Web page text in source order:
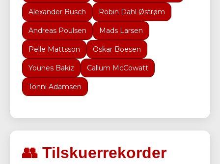
Alexander Busch Robin Dahl Østrøm
Andreas Poulsen Mads Larsen
Pelle Mattsson Oskar Boesen
Younes Bakiz Callum McCowatt
Tonni Adamsen
👥 Tilskuerrekorder